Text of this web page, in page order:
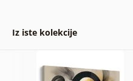
Iz iste kolekcije